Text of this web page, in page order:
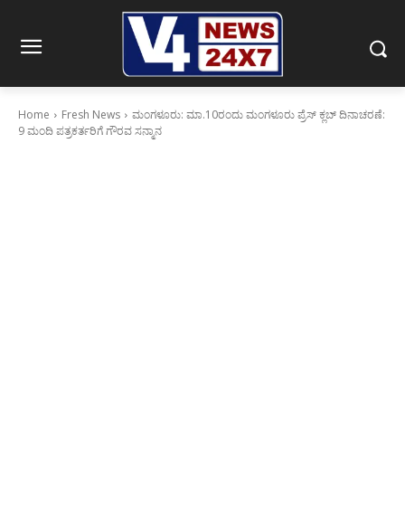
Home Fresh News
ಮಂಗಳೂರು: ಮಾ.10ರಂದು ಮಂಗಳೂರು ಪ್ರೆಸ್ ಕ್ಲಬ್ ದಿನಾಚರಣೆ:
9 ಮಂದಿ ಪತ್ರಕರ್ತರಿಗೆ ಗೌರವ ಸನ್ಮಾನ